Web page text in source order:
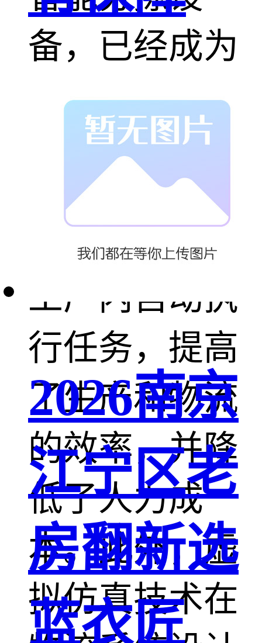
备，已经成为
现代仓储和物
流中的一部
分。这些设备
可以在仓库和
工厂内自动执
行任务，提高
了生产和物流
的效率，并降
低了人力成
本。此外，虚
拟仿真技术在
2026南京
江宁区老
房翻新选
蓝衣匠